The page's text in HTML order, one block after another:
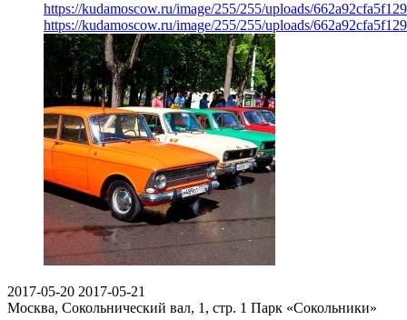
https://kudamoscow.ru/image/255/255/uploads/
https://kudamoscow.ru/image/255/255/uploads/
2017-05-20 2017-05-21
Москва, Сокольнический вал, 1, стр. 1 Парк «Сокольники»